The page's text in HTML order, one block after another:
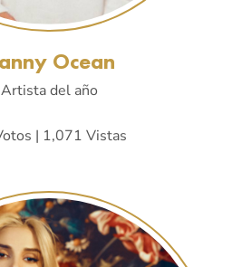
Ocean
Artista del año
| 1,071 Vistas